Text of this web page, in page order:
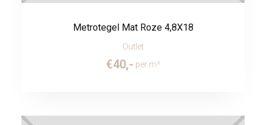
Metrotegel Mat Roze 4,8X18
Outlet
€40,- per m²